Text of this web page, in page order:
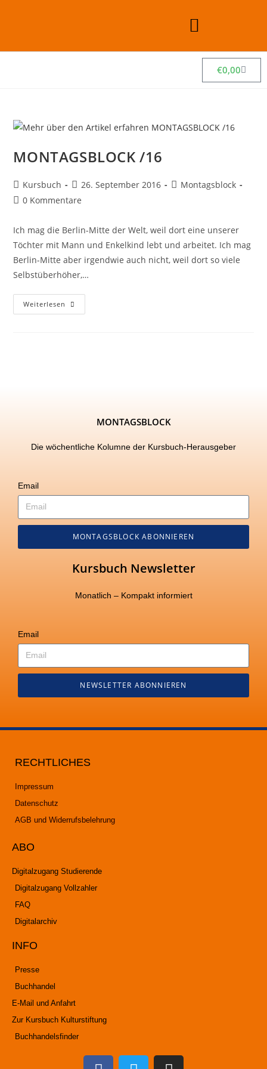
€0,00
MONTAGSBLOCK /16
Kursbuch 26. September 2016
Montagsblock
0 Kommentare
Ich mag die Berlin-Mitte der Welt, weil dort eine unserer
Töchter mit Mann und Enkelkind lebt und arbeitet. Ich mag
Berlin-Mitte aber irgendwie auch nicht, weil dort so viele
Selbstüberhöher,…
Weiterlesen
MONTAGSBLOCK
Die wöchentliche Kolumne der Kursbuch-Herausgeber
Email
MONTAGSBLOCK ABONNIEREN
Kursbuch Newsletter
Monatlich – Kompakt informiert
Email
NEWSLETTER ABONNIEREN
RECHTLICHES
Impressum
Datenschutz
AGB und Widerrufsbelehrung
ABO
Digitalzugang Studierende
Digitalzugang Vollzahler
FAQ
Digitalarchiv
INFO
Presse
Buchhandel
E-Mail und Anfahrt
Zur Kursbuch Kulturstiftung
Buchhandelsfinder